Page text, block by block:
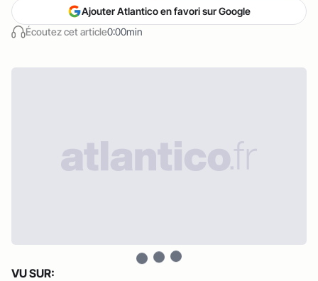
Écoutez cet article0:00min
Ajouter Atlantico en favori sur Google
VU SUR: